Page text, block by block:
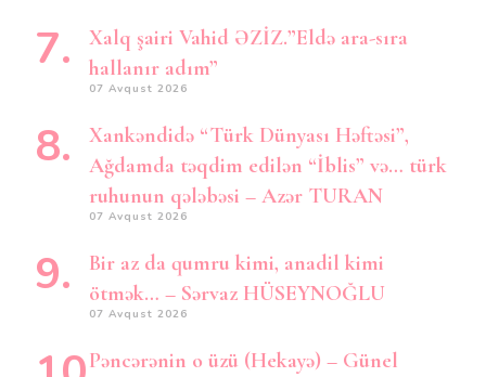
Xalq şairi Vahid ƏZİZ.”Eldə ara-sıra
hallanır adım”
07 Avqust 2026
Xankəndidə “Türk Dünyası Həftəsi”,
Ağdamda təqdim edilən “İblis” və… türk
ruhunun qələbəsi – Azər TURAN
07 Avqust 2026
Bir az da qumru kimi, anadil kimi
ötmək… – Sərvaz HÜSEYNOĞLU
07 Avqust 2026
Pəncərənin o üzü (Hekayə) – Günel